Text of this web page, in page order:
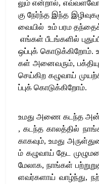
லும் என்றால்,
கு நேர்ந்த இந்த
வையில் உம் பரம
எங்கள் பீடங்களில்
ஒப்புக் கொடுக்கிறோம்.
கள் அனைவரும்,
செய்கிற கழுவாய்
ப்புக் கொடுக்கிறோம்.
உமது அணை கடந்த
,கடந்த காலத்தில்
காகவும்,உமது
ம் கழுவாய் தேட
மேலாக,நாங்கள்
ளவர்களாய் வாழ்ந்து,